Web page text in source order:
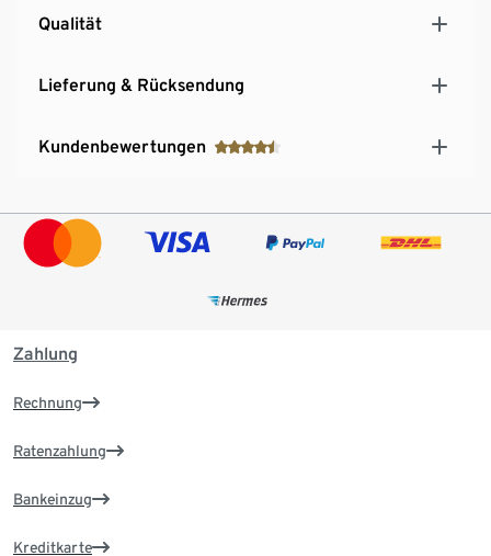
Qualität
Lieferung & Rücksendung
Kundenbewertungen
Zahlung
Rechnung
Ratenzahlung
Bankeinzug
Kreditkarte